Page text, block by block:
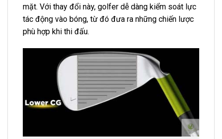
mặt. Với thay đổi này, golfer dễ dàng kiểm soát lực
tác động vào bóng, từ đó đưa ra những chiến lược
phù hợp khi thi đấu.